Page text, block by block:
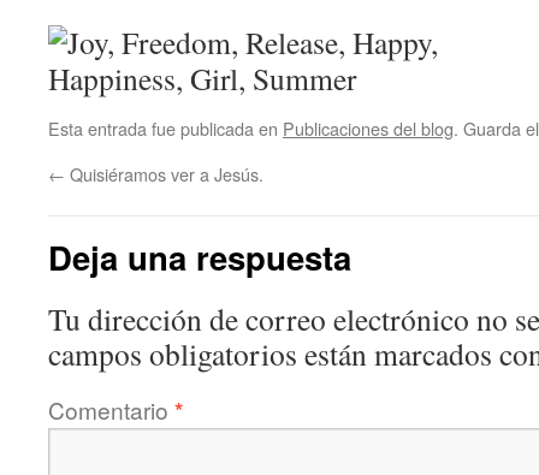
Esta entrada fue publicada en Publicaciones del blog. Guarda
← Quisiéramos ver a Jesús.
Deja una respuesta
Tu dirección de correo electrónico no
campos obligatorios están marcados
Comentario *